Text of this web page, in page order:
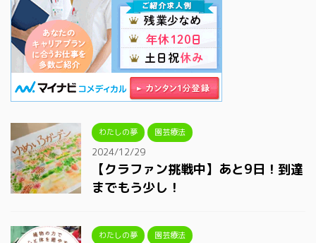
わたしの夢 園芸療法
2024/12/29
【クラファン挑戦中】あと9日！到達
までもう少し！
わたしの夢 園芸療法